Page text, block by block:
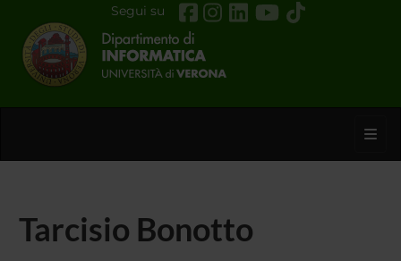
Segui su
Tarcisio Bonotto